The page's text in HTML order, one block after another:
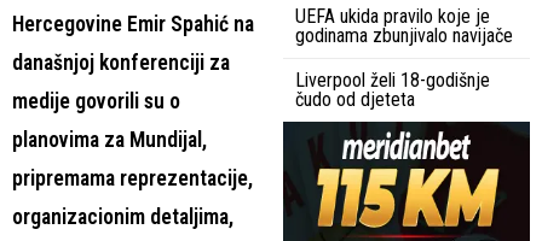
Hercegovine Emir Spahić na
današnjoj konferenciji za
medije govorili su o
planovima za Mundijal,
pripremama reprezentacije,
organizacionim detaljima,
UEFA ukida pravilo koje je
godinama zbunjivalo navijače
Liverpool želi 18-godišnje
čudo od djeteta